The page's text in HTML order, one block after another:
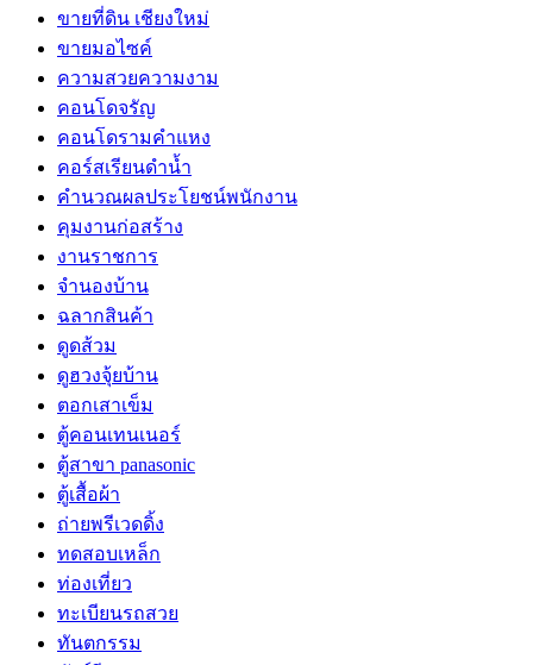
ขายที่ดิน เชียงใหม่
ขายมอไซค์
ความสวยความงาม
คอนโดจรัญ
คอนโดรามคำแหง
คอร์สเรียนดำน้ำ
คำนวณผลประโยชน์พนักงาน
คุมงานก่อสร้าง
งานราชการ
จำนองบ้าน
ฉลากสินค้า
ดูดส้วม
ดูฮวงจุ้ยบ้าน
ตอกเสาเข็ม
ตู้คอนเทนเนอร์
ตู้สาขา panasonic
ตู้เสื้อผ้า
ถ่ายพรีเวดดิ้ง
ทดสอบเหล็ก
ท่องเที่ยว
ทะเบียนรถสวย
ทันตกรรม